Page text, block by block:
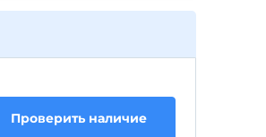
Проверить наличие